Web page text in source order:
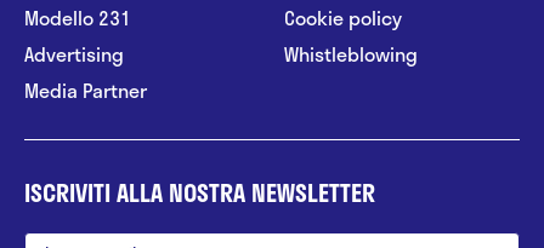
Modello 231
Advertising
Media Partner
Cookie policy
Whistleblowing
ISCRIVITI ALLA NOSTRA NEWSLETTER